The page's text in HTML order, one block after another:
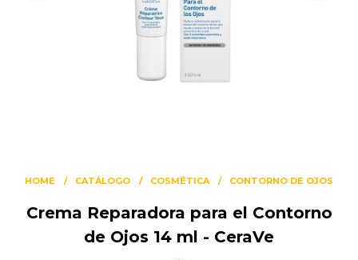
HOME CATÁLOGO COSMÉTICA CONTORNO DE OJOS
Crema Reparadora para el Contorno
de Ojos 14 ml - CeraVe